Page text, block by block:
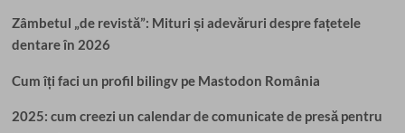
Zâmbetul „de revistă”: Mituri și adevăruri despre fațetele
dentare în 2026
Cum îți faci un profil bilingv pe Mastodon România
2025: cum creezi un calendar de comunicate de presă pentru